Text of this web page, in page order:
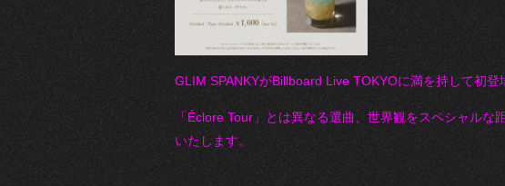
GLIM SPANKYがBillboard Live TOKYOに満を持して初登
「Éclore Tour」とは異なる選曲、世界観をスペシャル
いたします。